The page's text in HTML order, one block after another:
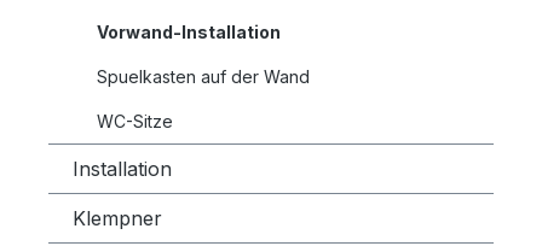
Vorwand-Installation
Spuelkasten auf der Wand
WC-Sitze
Installation
Klempner